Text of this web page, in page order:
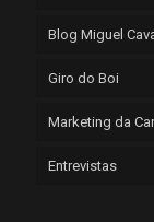
Blog Miguel
Giro do Boi
Marketing da
Entrevistas